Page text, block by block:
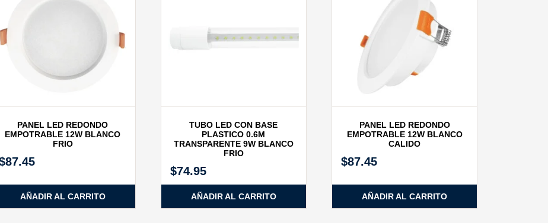
PANEL LED REDONDO
EMPOTRABLE 12W BLANCO
FRIO
87.45
AÑADIR AL CARRITO
TUBO LED CON BASE
PLASTICO 0.6M
TRANSPARENTE 9W BLANCO
FRIO
$74.95
AÑADIR AL CARRITO
PANEL LED REDONDO
EMPOTRABLE 12W BLANCO
CALIDO
$87.45
AÑADIR AL CARRITO